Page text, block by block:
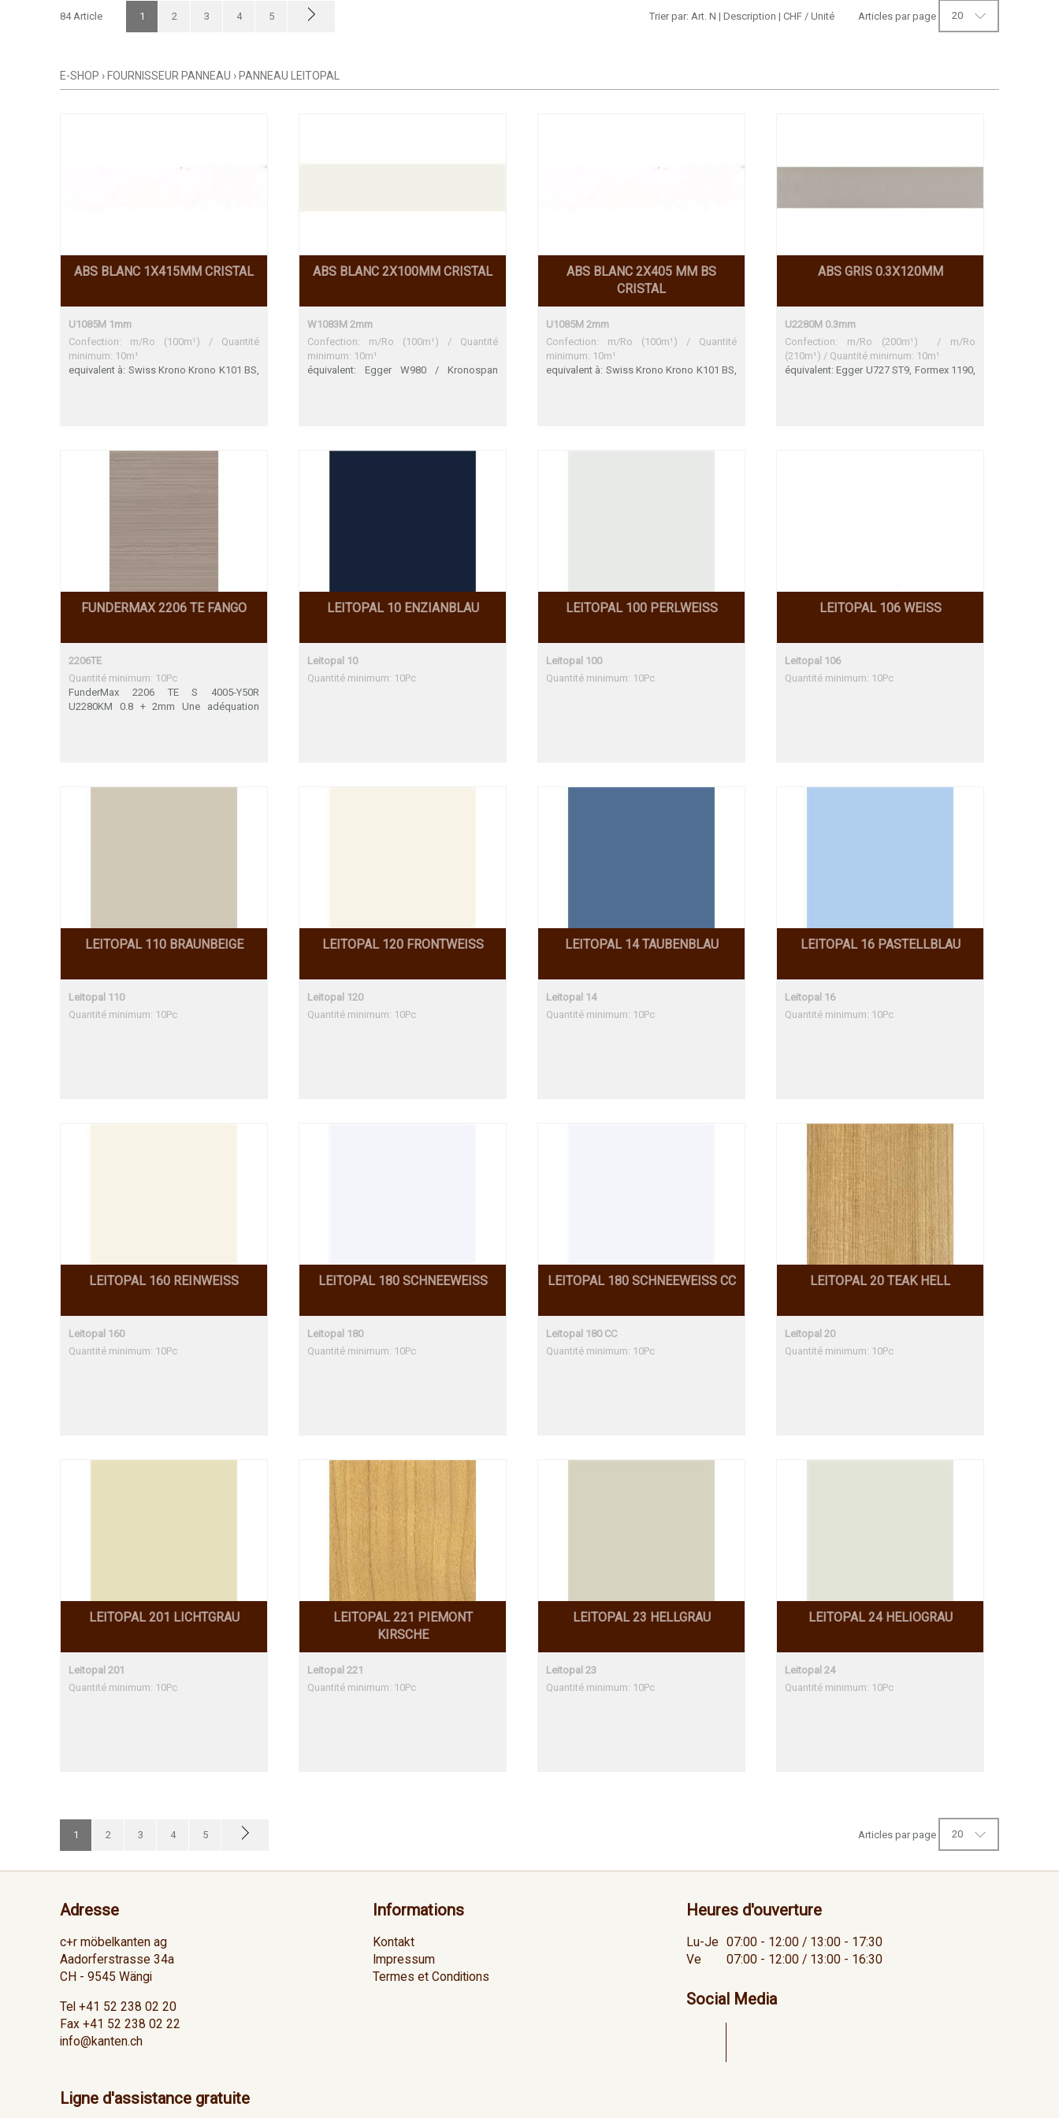
Articles par page 20
Trier par: Art. N | Description | CHF / Unité
84 Article 1 2 3 4 5
E-SHOP › FOURNISSEUR PANNEAU › PANNEAU LEITOPAL
ABS BLANC 1X415MM CRISTAL
U1085M 1mm
Confection: m/Ro (100m¹) / Quantité
minimum: 10m¹
equivalent à: Swiss Krono Krono K101 BS,
Formica F7949 Funder-Max 0085 Funder-
ABS BLANC 2X100MM CRISTAL
W1083M 2mm
Confection: m/Ro (100m¹) / Quantité
minimum: 10m¹
équivalent: Egger W980 / Kronospan
Colibri Nr.7 Egger W980 ST2 Trés bon
ABS BLANC 2X405 MM BS
CRISTAL
U1085M 2mm
Confection: m/Ro (100m¹) / Quantité
minimum: 10m¹
equivalent à: Swiss Krono Krono K101 BS,
ABS GRIS 0.3X120MM
U2280M 0.3mm
Confection: m/Ro (200m¹) / m/Ro
(210m¹) / Quantité minimum: 10m¹
équivalent: Egger U727 ST9, Formex 1190,
FUNDERMAX 2206 TE FANGO
2206TE
Quantité minimum: 10Pc
FunderMax 2206 TE S 4005-Y50R
U2280KM 0.8 + 2mm Une adéquation
LEITOPAL 10 ENZIANBLAU
Leitopal 10
Quantité minimum: 10Pc
LEITOPAL 100 PERLWEISS
Leitopal 100
Quantité minimum: 10Pc
LEITOPAL 106 WEISS
Leitopal 106
Quantité minimum: 10Pc
LEITOPAL 110 BRAUNBEIGE
Leitopal 110
Quantité minimum: 10Pc
LEITOPAL 120 FRONTWEISS
Leitopal 120
Quantité minimum: 10Pc
LEITOPAL 14 TAUBENBLAU
Leitopal 14
Quantité minimum: 10Pc
LEITOPAL 16 PASTELLBLAU
Leitopal 16
Quantité minimum: 10Pc
LEITOPAL 160 REINWEISS
Leitopal 160
Quantité minimum: 10Pc
LEITOPAL 180 SCHNEEWEISS
Leitopal 180
Quantité minimum: 10Pc
LEITOPAL 180 SCHNEEWEISS CC
Leitopal 180 CC
Quantité minimum: 10Pc
LEITOPAL 20 TEAK HELL
Leitopal 20
Quantité minimum: 10Pc
LEITOPAL 201 LICHTGRAU
Leitopal 201
Quantité minimum: 10Pc
LEITOPAL 221 PIEMONT
KIRSCHE
Leitopal 221
Quantité minimum: 10Pc
LEITOPAL 23 HELLGRAU
Leitopal 23
Quantité minimum: 10Pc
LEITOPAL 24 HELIOGRAU
Leitopal 24
Quantité minimum: 10Pc
Articles par page 20
1 2 3 4 5
Adresse
c+r möbelkanten ag
Aadorferstrasse 34a
CH - 9545 Wängi
Tel +41 52 238 02 20
Fax +41 52 238 02 22
info@kanten.ch
Ligne d'assistance gratuite
Informations
Kontakt
Impressum
Termes et Conditions
Heures d'ouverture
Lu-Je
07:00 - 12:00 / 13:00 - 17:30
Ve
07:00 - 12:00 / 13:00 - 16:30
Social Media